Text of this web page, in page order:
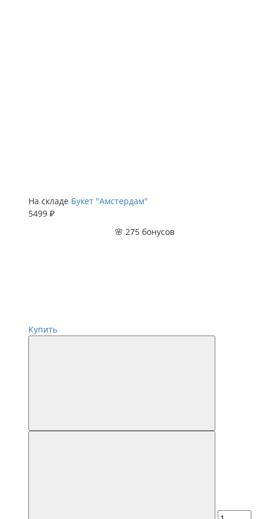
На складе Букет "Амстердам"
5499 ₽
🌸 275 бонусов
Купить